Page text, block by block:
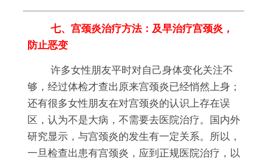
七、宫颈炎治疗方法：及早治疗宫颈炎，
防止恶变
许多女性朋友平时对自己身体变化关注不
够，经过体检才查出原来宫颈炎已经悄然上身；
还有很多女性朋友在对宫颈炎的认识上存在误
区，认为不是大病，不需要去医院治疗。国内外
研究显示，与宫颈炎的发生有一定关系。所以，
一旦检查出患有宫颈炎，应到正规医院治疗，以